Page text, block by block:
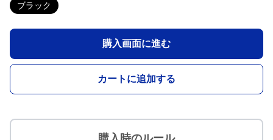
ブラック
購入画面に進む
カートに追加する